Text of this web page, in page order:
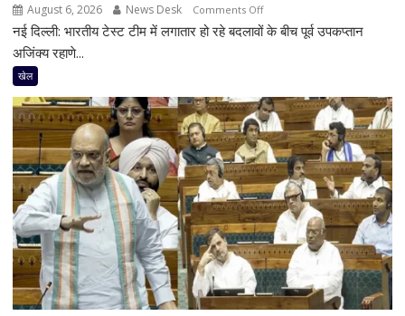
August 6, 2026 News Desk Comments Offon
‘सिर्फ
नहीं
बनेगी
बात’,
अजिंक्य
रहाणे
ने
भारतीय
टेस्ट
टीम
को
लेकर
नई दिल्ली: भारतीय टेस्ट टीम में लगातार हो रहे बदलावों के बीच पूर्व उपकप्तान
अजिंक्य रहाणे...
खेल